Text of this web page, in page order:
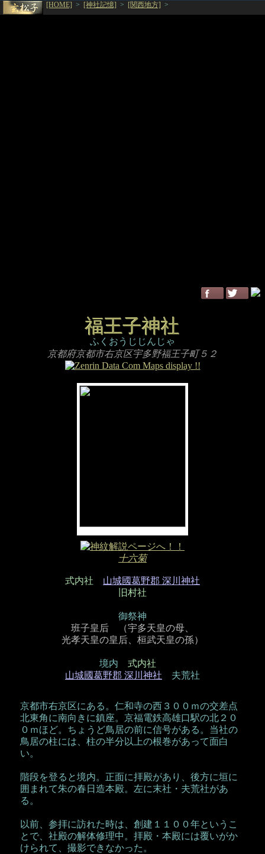
[HOME] > [神社記憶] > [関西地方] >
福王子神社
ふくおうじじんじゃ
京都府京都市右京区宇多野福王子町５２
十六菊
式内社
山城國葛野郡 深川神社
旧村社
御祭神
班子皇后 （宇多天皇の母、
光孝天皇の皇后、桓武天皇の孫）
境内 式内社
山城國葛野郡 深川神社 夫荒社
京都市右京区にある。仁和寺の西３００ｍの交差点
北東角に南向きに鎮座。京福電鉄高雄口駅の北２０
０ｍほど。ちょうど鳥居の前に信号がある。当社の
鳥居の柱には、柱の半分以上の根巻があって面白
い。
階段を登ると境内。正面に拝殿があり、後方に垣に
囲まれて朱の春日造本殿。左に末社・夫荒社があ
る。
以前、参拝に訪れた時は、創建１１００年というこ
とで、社殿の解体修理中。拝殿・本殿には覆いがか
けられて、撮影できなかった。